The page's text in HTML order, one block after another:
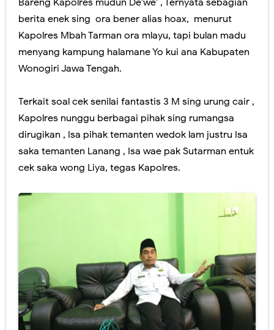
Bareng Kapolres mudun De'we' , Ternyata sebagian
berita enek sing ora bener alias hoax, menurut
Kapolres Mbah Tarman ora mlayu, tapi bulan madu
menyang kampung halamane Yo kui ana Kabupaten
Wonogiri Jawa Tengah.
Terkait soal cek senilai fantastis 3 M sing urung cair ,
Kapolres nunggu berbagai pihak sing rumangsa
dirugikan , Isa pihak temanten wedok lam justru Isa
saka temanten Lanang , Isa wae pak Sutarman entuk
cek saka wong Liya, tegas Kapolres.